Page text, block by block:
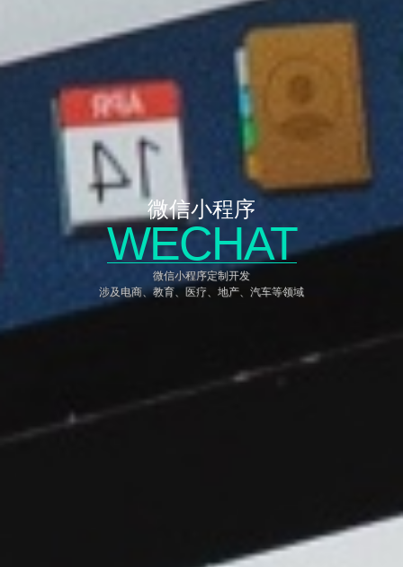
微信小程序
WECHAT
微信小程序定制开发
涉及电商、教育、医疗、地产、汽车等领域